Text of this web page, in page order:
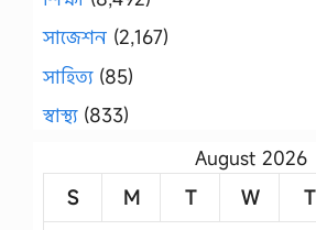
সাজেশন (2,167)
সাহিত্য(85)
স্বাস্থ্য(833)
August 2026
S
M T W T